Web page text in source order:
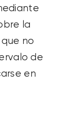
la
no
de
en